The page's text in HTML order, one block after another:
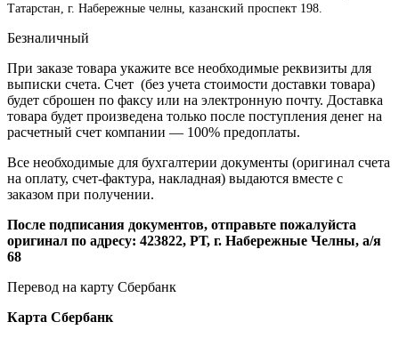
Татарстан, г. Набережные челны, казанский проспект 198.
Безналичный
При заказе товара укажите все необходимые реквизиты для
выписки счета. Счет (без учета стоимости доставки товара)
будет сброшен по факсу или на электронную почту. Доставка
товара будет произведена только после поступления денег на
расчетный счет компании — 100% предоплаты.
Все необходимые для бухгалтерии документы (оригинал счета
на оплату, счет-фактура, накладная) выдаются вместе с
заказом при получении.
После подписания документов, отправьте пожалуйста
оригинал по адресу: 423822, РТ, г. Набережные Челны, а/я
68
Перевод на карту Сбербанк
Карта Сбербанк